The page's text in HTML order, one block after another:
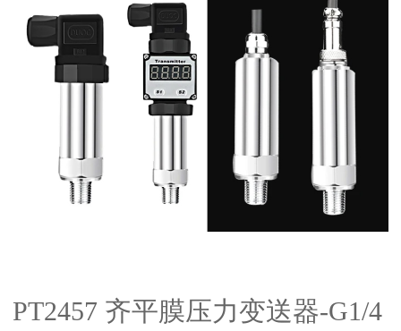
PT2457 齐平膜压力变送器-G1/4